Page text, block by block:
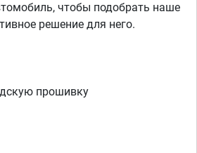
чтобы подобрать наше
решение для него.
прошивку